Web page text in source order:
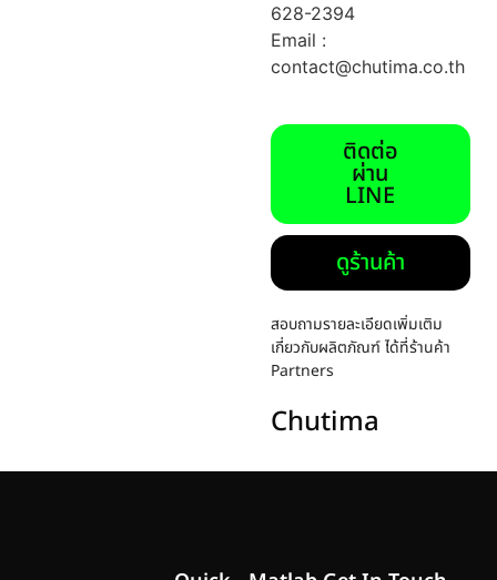
628-2394
Email :
contact@chutima.co.th
ติดต่อ
ผ่าน
LINE
ดูร้านค้า
สอบถามรายละเอียดเพิ่มเติม
เกี่ยวกับผลิตภัณฑ์ ได้ที่ร้านค้า
Partners
Chutima